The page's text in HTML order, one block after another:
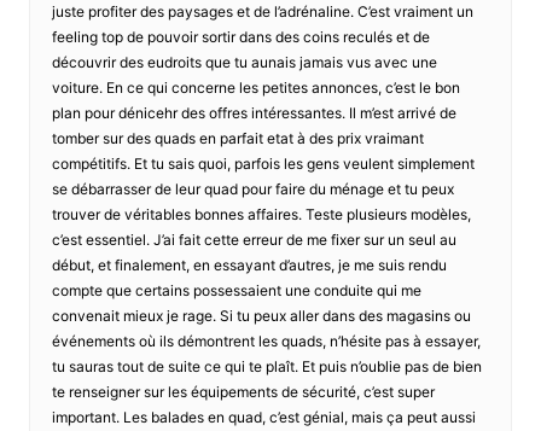
juste profiter des paysages et de l’adrénaline. C’est vraiment un
feeling top de pouvoir sortir dans des coins reculés et de
découvrir des eudroits que tu aunais jamais vus avec une
voiture. En ce qui concerne les petites annonces, c’est le bon
plan pour dénicehr des offres intéressantes. Il m’est arrivé de
tomber sur des quads en parfait etat à des prix vraimant
compétitifs. Et tu sais quoi, parfois les gens veulent simplement
se débarrasser de leur quad pour faire du ménage et tu peux
trouver de véritables bonnes affaires. Teste plusieurs modèles,
c’est essentiel. J’ai fait cette erreur de me fixer sur un seul au
début, et finalement, en essayant d’autres, je me suis rendu
compte que certains possessaient une conduite qui me
convenait mieux je rage. Si tu peux aller dans des magasins ou
événements où ils démontrent les quads, n’hésite pas à essayer,
tu sauras tout de suite ce qui te plaît. Et puis n’oublie pas de bien
te renseigner sur les équipements de sécurité, c’est super
important. Les balades en quad, c’est génial, mais ça peut aussi